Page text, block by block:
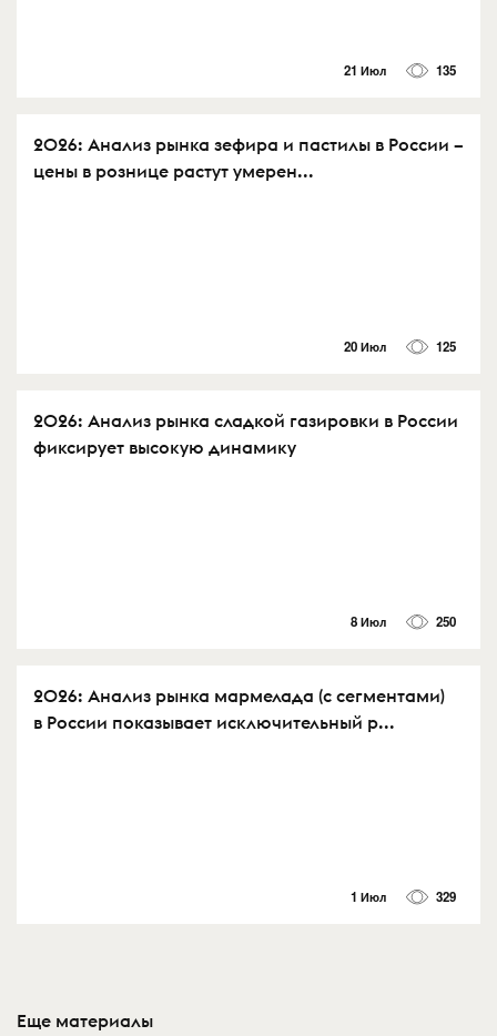
21 Июл 135
2026: Анализ рынка зефира и пастилы в России –
цены в рознице растут умерен...
20 Июл 125
2026: Анализ рынка сладкой газировки в России
фиксирует высокую динамику
8 Июл 250
2026: Анализ рынка мармелада (с сегментами)
в России показывает исключительный р...
1 Июл 329
Еще материалы